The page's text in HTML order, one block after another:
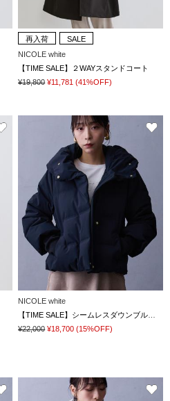
再入荷
SALE
NICOLE white
【TIME SALE】２WAYスタンドコート
¥19,800 ¥11,781 (41%OFF)
NICOLE white
¥22,000 ¥18,700 (15%OFF)